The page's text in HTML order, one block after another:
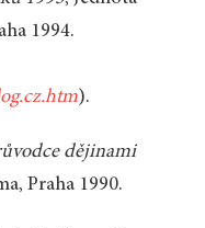
1994.
).
dějinami
Praha 1990.